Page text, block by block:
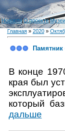
|Новости|О проекте|Музеи
Главная» 2020 »
Памятник
В конце
края был
который
дальше